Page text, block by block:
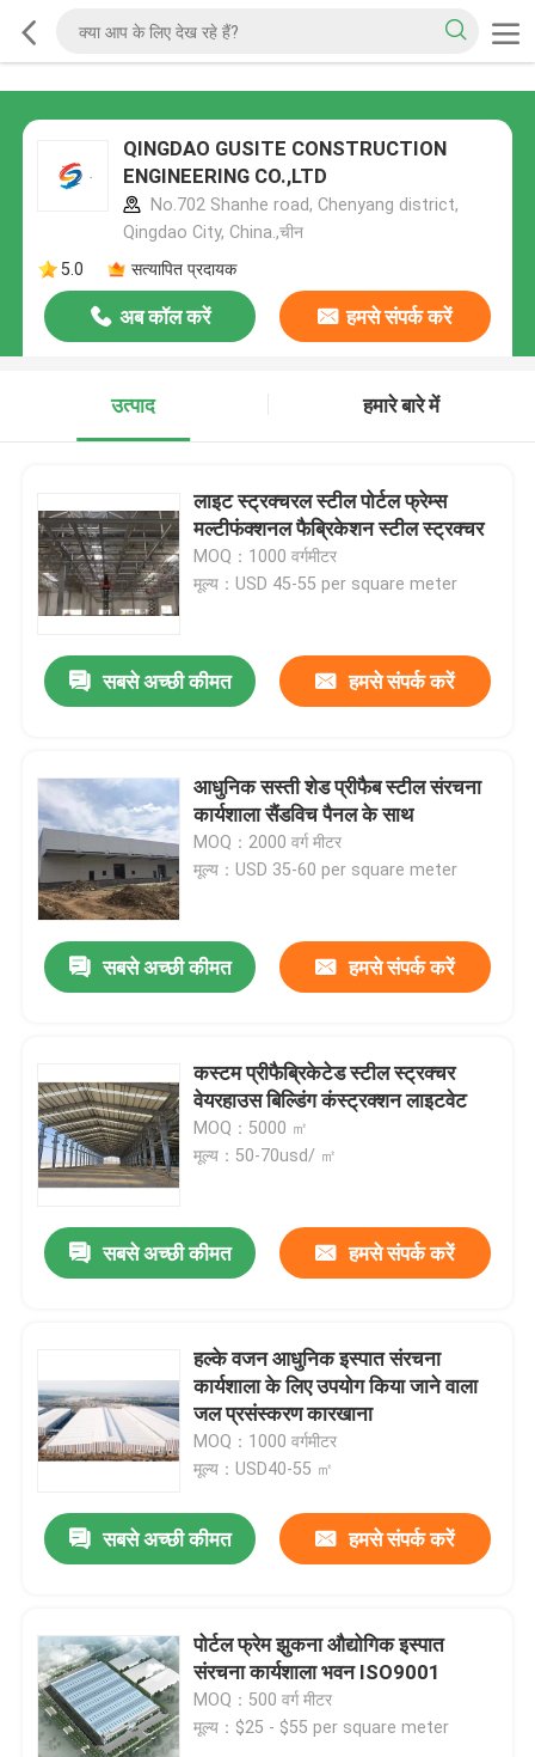
QINGDAO GUSITE CONSTRUCTION
ENGINEERING CO.,LTD
No.702 Shanhe road, Chenyang district,
Qingdao City, China.,चीन
5.0
सत्यापित प्रदायक
अब कॉल करें हमसे संपर्क करें
उत्पाद हमारे बारे में
लाइट स्ट्रक्चरल स्टील पोर्टल फ्रेम्स
मल्टीफंक्शनल फैब्रिकेशन स्टील स्ट्रक्चर
MOQ：1000 वर्गमीटर
मूल्य：USD 45-55 per square meter
सबसे अच्छी कीमत हमसे संपर्क करें
आधुनिक सस्ती शेड प्रीफैब स्टील संरचना
कार्यशाला सैंडविच पैनल के साथ
MOQ：2000 वर्ग मीटर
मूल्य：USD 35-60 per square meter
सबसे अच्छी कीमत हमसे संपर्क करें
कस्टम प्रीफैब्रिकेटेड स्टील स्ट्रक्चर
वेयरहाउस बिल्डिंग कंस्ट्रक्शन लाइटवेट
MOQ：5000 ㎡
मूल्य：50-70usd/ ㎡
सबसे अच्छी कीमत हमसे संपर्क करें
हल्के वजन आधुनिक इस्पात संरचना
कार्यशाला के लिए उपयोग किया जाने वाला
जल प्रसंस्करण कारखाना
MOQ：1000 वर्गमीटर
मूल्य：USD40-55 ㎡
सबसे अच्छी कीमत हमसे संपर्क करें
पोर्टल फ्रेम झुकना औद्योगिक इस्पात
संरचना कार्यशाला भवन ISO9001
MOQ：500 वर्ग मीटर
मूल्य：$25 - $55 per square meter